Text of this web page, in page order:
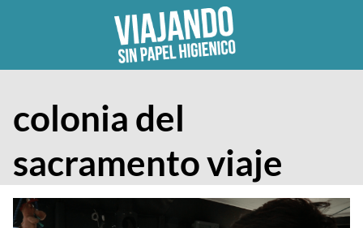
colonia del
sacramento viaje